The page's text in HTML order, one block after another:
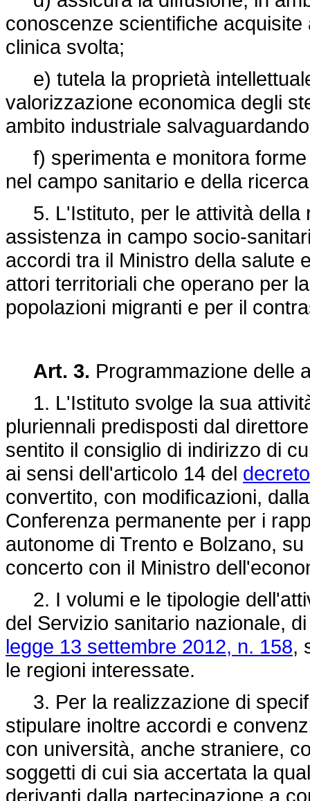
conoscenze scientifiche
clinica svolta;
e) tutela la proprietà
valorizzazione economica degli
ambito industriale
f) sperimenta e monitora forme
nel campo sanitario e della
5. L'Istituto, per le attività della
assistenza in campo socio-
accordi tra il Ministro della salute
attori territoriali che operano per
popolazioni migranti e per il
Art. 3. Programmazione delle
1. L'Istituto svolge la sua
pluriennali predisposti dal
sentito il consiglio di indirizzo di
ai sensi dell'articolo 14 del
convertito, con modificazioni,
Conferenza permanente per i
autonome di Trento e Bolzano,
concerto con il Ministro
2. I volumi e le tipologie
del Servizio sanitario nazionale,
legge 13 settembre 2012, n. 158,
le regioni interessate.
3. Per la realizzazione di
stipulare inoltre accordi e
con università, anche straniere,
soggetti di cui sia accertata la
derivanti dalla partecipazione a